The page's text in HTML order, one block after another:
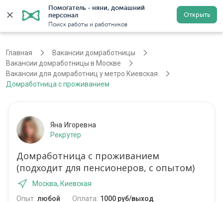
Помогатель - няни, домашний
персонал
Поиск работы и работников
Открыть
Регистрация
Главная
Вакансии домработницы
Вакансии домработницы в Москве
Вакансии для домработниц у метро Киевская
Домработница с проживанием
Яна Игоревна
Рекрутер
Домработница с проживанием
(подходит для пенсионеров, с опытом)
Москва, Киевская
Опыт: любой Оплата: 1000 руб/выход